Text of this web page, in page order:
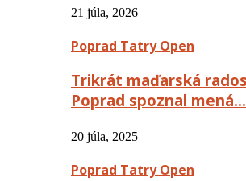
21 júla, 2026
Poprad Tatry Open
Trikrát maďarská
Poprad spoznal mená…
20 júla, 2025
Poprad Tatry Open